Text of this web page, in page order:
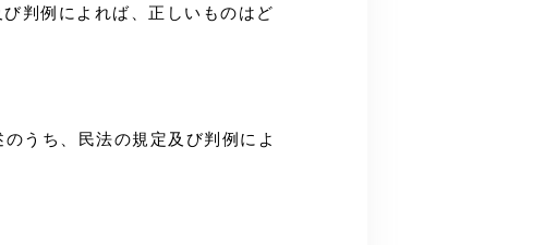
判例によれば、正しいものはど
うち、民法の規定及び判例によ